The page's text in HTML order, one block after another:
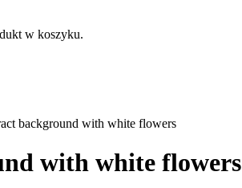
w koszyku.
background with white flowers
with white flowers